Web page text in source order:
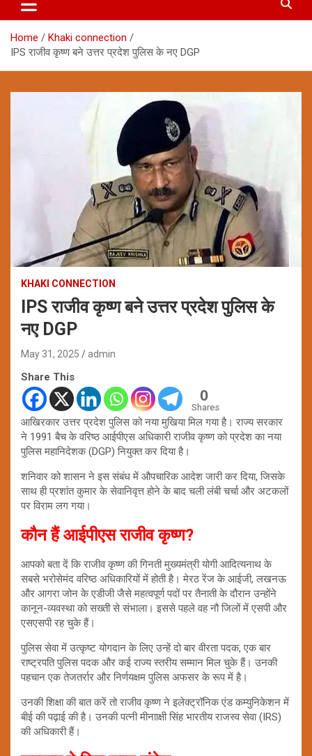
Home
Khaki connection
IPS राजीव कृष्ण बने उत्तर प्रदेश पुलिस के नए DGP
KHAKI CONNECTION
IPS राजीव कृष्ण बने उत्तर प्रदेश पुलिस के
नए DGP
May 31, 2025 admin
Share This
0
Shares
आखिरकार उत्तर प्रदेश पुलिस को नया मुखिया मिल गया है। राज्य सरकार
ने 1991 बैच के वरिष्ठ आईपीएस अधिकारी राजीव कृष्ण को प्रदेश का नया
पुलिस महानिदेशक (DGP) नियुक्त कर दिया है।
शनिवार को शासन ने इस संबंध में औपचारिक आदेश जारी कर दिया, जिसके
साथ ही प्रशांत कुमार के सेवानिवृत्त होने के बाद चली लंबी चर्चा और अटकलों
पर विराम लग गया।
कौन हैं आईपीएस राजीव कृष्ण?
आपको बता दें कि राजीव कृष्ण की गिनती मुख्यमंत्री योगी आदित्यनाथ के
सबसे भरोसेमंद वरिष्ठ अधिकारियों में होती है। मेरठ रेंज के आईजी, लखनऊ
और आगरा जोन के एडीजी जैसे महत्वपूर्ण पदों पर तैनाती के दौरान उन्होंने
कानून-व्यवस्था को सख्ती से संभाला। इससे पहले वह नौ जिलों में एसपी और
एसएसपी रह चुके हैं।
पुलिस सेवा में उत्कृष्ट योगदान के लिए उन्हें दो बार वीरता पदक, एक बार
राष्ट्रपति पुलिस पदक और कई राज्य स्तरीय सम्मान मिल चुके हैं। उनकी
पहचान एक तेजतर्रार और निर्णयक्षम पुलिस अफसर के रूप में है।
उनकी शिक्षा की बात करें तो राजीव कृष्ण ने इलेक्ट्रॉनिक एंड कम्युनिकेशन में
बीई की पढ़ाई की है। उनकी पत्नी मीनााक्षी सिंह भारतीय राजस्व सेवा (IRS)
की अधिकारी हैं।